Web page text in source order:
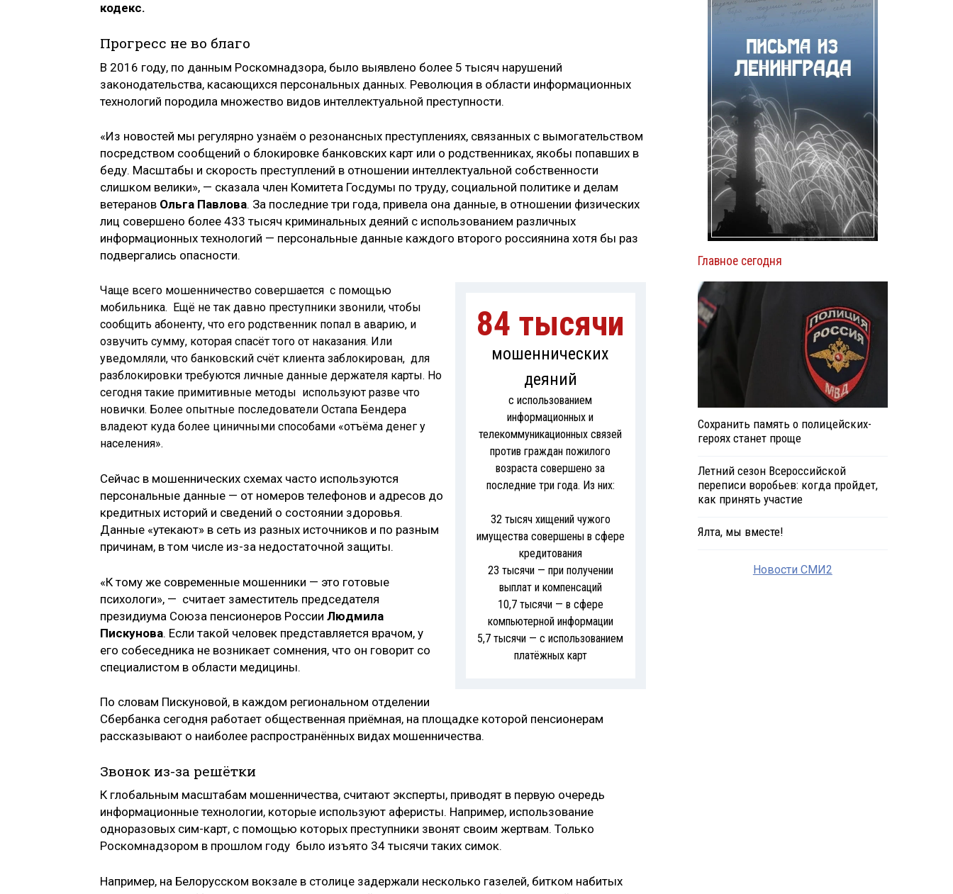
кодекс.
Прогресс не во благо
В 2016 году, по данным Роскомнадзора, было выявлено более 5 тысяч нарушений
законодательства, касающихся персональных данных. Революция в области информационных
технологий породила множество видов интеллектуальной преступности.
«Из новостей мы регулярно узнаём о резонансных преступлениях, связанных с вымогательством
посредством сообщений о блокировке банковских карт или о родственниках, якобы попавших в
беду. Масштабы и скорость преступлений в отношении интеллектуальной собственности
слишком велики», — сказала член Комитета Госдумы по труду, социальной политике и делам
ветеранов Ольга Павлова. За последние три года, привела она данные, в отношении физических
лиц совершено более 433 тысяч криминальных деяний с использованием различных
информационных технологий — персональные данные каждого второго россиянина хотя бы раз
подвергались опасности.
84 тысячи
мошеннических
деяний
с использованием
информационных и
телекоммуникационных связей
против граждан пожилого
возраста совершено за
последние три года. Из них:
32 тысяч хищений чужого
имущества совершены в сфере
кредитования
23 тысячи — при получении
выплат и компенсаций
10,7 тысячи — в сфере
компьютерной информации
5,7 тысячи — с использованием
платёжных карт
Чаще всего мошенничество совершается с помощью
мобильника. Ещё не так давно преступники звонили, чтобы
сообщить абоненту, что его родственник попал в аварию, и
озвучить сумму, которая спасёт того от наказания. Или
уведомляли, что банковский счёт клиента заблокирован, для
разблокировки требуются личные данные держателя карты. Но
сегодня такие примитивные методы используют разве что
новички. Более опытные последователи Остапа Бендера
владеют куда более циничными способами «отъёма денег у
населения».
Сейчас в мошеннических схемах часто используются
персональные данные — от номеров телефонов и адресов до
кредитных историй и сведений о состоянии здоровья.
Данные «утекают» в сеть из разных источников и по разным
причинам, в том числе из-за недостаточной защиты.
«К тому же современные мошенники — это готовые
психологи», — считает заместитель председателя
президиума Союза пенсионеров России Людмила
Пискунова. Если такой человек представляется врачом, у
его собеседника не возникает сомнения, что он говорит со
специалистом в области медицины.
По словам Пискуновой, в каждом региональном отделении
Сбербанка сегодня работает общественная приёмная, на площадке которой пенсионерам
рассказывают о наиболее распространённых видах мошенничества.
Звонок из-за решётки
К глобальным масштабам мошенничества, считают эксперты, приводят в первую очередь
информационные технологии, которые используют аферисты. Например, использование
одноразовых сим-карт, с помощью которых преступники звонят своим жертвам. Только
Роскомнадзором в прошлом году было изъято 34 тысячи таких симок.
Например, на Белорусском вокзале в столице задержали несколько газелей, битком набитых
Главное сегодня
Сохранить память о полицейских-
героях станет проще
Летний сезон Всероссийской
переписи воробьев: когда пройдет,
как принять участие
Ялта, мы вместе!
Новости СМИ2